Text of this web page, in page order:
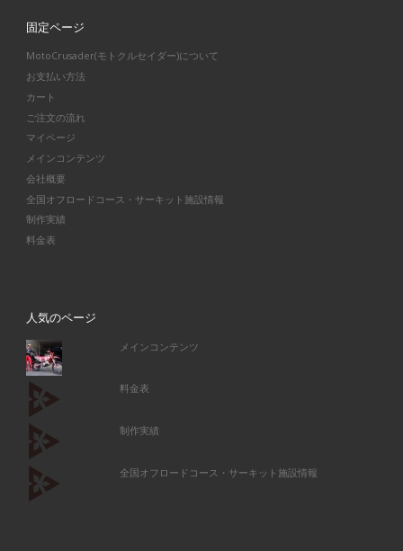
固定ページ
MotoCrusader(モトクルセイダー)について
お支払い方法
カート
ご注文の流れ
マイページ
メインコンテンツ
会社概要
全国オフロードコース・サーキット施設情報
制作実績
料金表
人気のページ
メインコンテンツ
料金表
制作実績
全国オフロードコース・サーキット施設情報